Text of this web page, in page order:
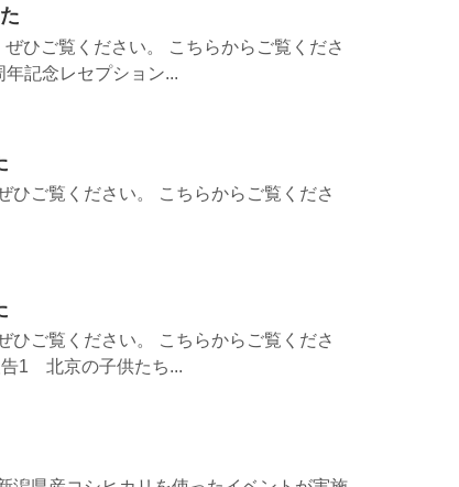
ひご覧ください。 こちらからご覧くださ
記念レセプション...
ひご覧ください。 こちらからご覧くださ
ひご覧ください。 こちらからご覧くださ
告1 北京の子供たち...